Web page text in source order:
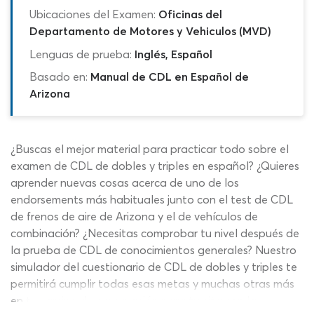
Ubicaciones del Examen: Oficinas del
Departamento de Motores y Vehiculos (MVD)
Lenguas de prueba: Inglés, Español
Basado en: Manual de CDL en Español de
Arizona
¿Buscas el mejor material para practicar todo sobre el
examen de CDL de dobles y triples en español? ¿Quieres
aprender nuevas cosas acerca de uno de los
endorsements más habituales junto con el test de CDL
de frenos de aire de Arizona y el de vehículos de
combinación? ¿Necesitas comprobar tu nivel después de
la prueba de CDL de conocimientos generales? Nuestro
simulador del cuestionario de CDL de dobles y triples te
permitirá cumplir todas esas metas y muchas otras más
en tu camino de preparación para tu cita con las